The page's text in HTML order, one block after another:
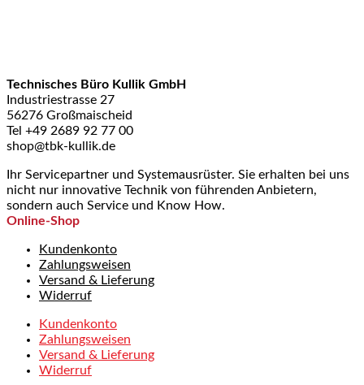
Technisches Büro Kullik GmbH
Industriestrasse 27
56276 Großmaischeid
Tel +49 2689 92 77 00
shop@tbk-kullik.de
Ihr Servicepartner und Systemausrüster. Sie erhalten bei uns
nicht nur innovative Technik von führenden Anbietern,
sondern auch Service und Know How.
Online-Shop
Kundenkonto
Zahlungsweisen
Versand & Lieferung
Widerruf
Kundenkonto
Zahlungsweisen
Versand & Lieferung
Widerruf